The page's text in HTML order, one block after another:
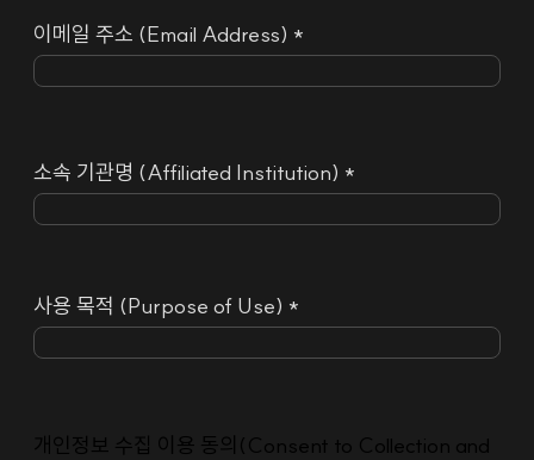
개인정보 수집 이용 동의(Consent to Collection and
이메일 주소 (Email Address) *
소속 기관명 (Affiliated Institution) *
사용 목적 (Purpose of Use) *